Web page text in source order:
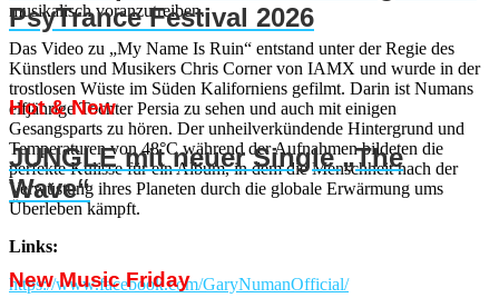
musikalisch voranzutreiben.
Das Video zu „My Name Is Ruin“ entstand unter der Regie des
Künstlers und Musikers Chris Corner von IAMX und wurde in der
trostlosen Wüste im Süden Kaliforniens gefilmt. Darin ist Numans
elfjährige Tochter Persia zu sehen und auch mit einigen
Gesangsparts zu hören. Der unheilverkündende Hintergrund und
Temperaturen von 48°C während der Aufnahmen bildeten die
perfekte Kulisse für ein Album, in dem die Menschheit nach der
Verwüstung ihres Planeten durch die globale Erwärmung ums
Überleben kämpft.
Links:
https://www.facebook.com/GaryNumanOfficial/
PsyTrance Festival 2026
Hot & New
JUNGLE mit neuer Single „The
Wave“
New Music Friday